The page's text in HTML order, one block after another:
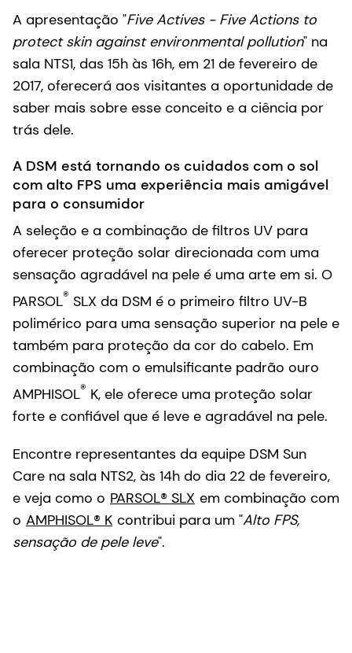
A apresentação "Five Actives - Five Actions to
protect skin against environmental pollution" na
sala NTS1, das 15h às 16h, em 21 de fevereiro de
2017, oferecerá aos visitantes a oportunidade de
saber mais sobre esse conceito e a ciência por
trás dele.
A DSM está tornando os cuidados com o sol
com alto FPS uma experiência mais amigável
para o consumidor
A seleção e a combinação de filtros UV para
oferecer proteção solar direcionada com uma
sensação agradável na pele é uma arte em si. O
PARSOL® SLX da DSM é o primeiro filtro UV-B
polimérico para uma sensação superior na pele e
também para proteção da cor do cabelo. Em
combinação com o emulsificante padrão ouro
AMPHISOL® K, ele oferece uma proteção solar
forte e confiável que é leve e agradável na pele.
Encontre representantes da equipe DSM Sun
Care na sala NTS2, às 14h do dia 22 de fevereiro,
e veja como o PARSOL® SLX em combinação com
o AMPHISOL® K contribui para um "Alto FPS,
sensação de pele leve".